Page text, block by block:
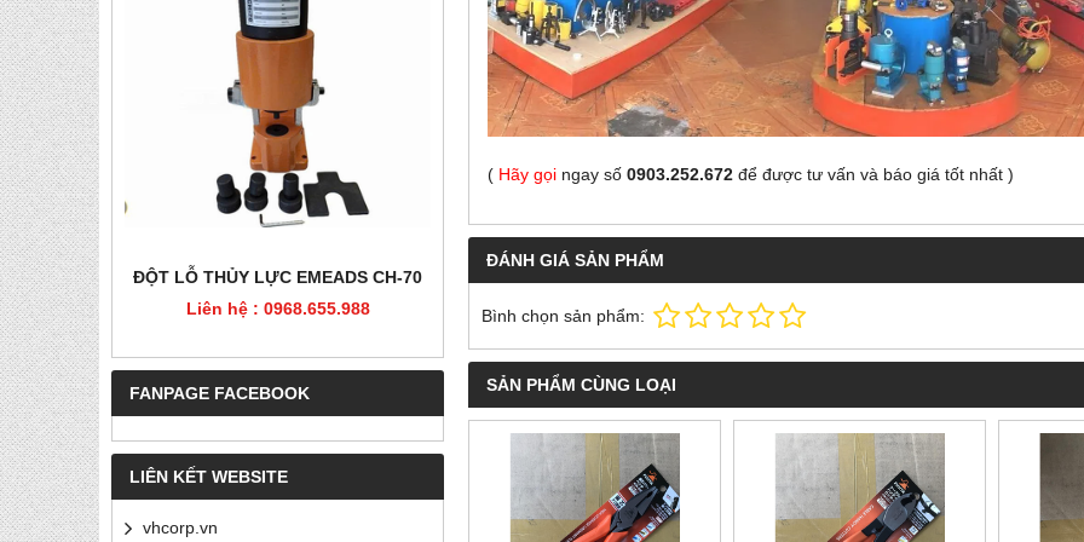
PET
ĐỘT LỖ THỦY LỰC EMEADS CH-70
Liên hệ : 0968.655.988
Liên hệ : 0968.655.988
FANPAGE FACEBOOK
LIÊN KẾT WEBSITE
vhcorp.vn
( Hãy gọi ngay số 0903.252.672 để được tư vấn và báo giá tốt nhất )
ĐÁNH GIÁ SẢN PHẨM
Bình chọn sản phẩm:
SẢN PHẨM CÙNG LOẠI